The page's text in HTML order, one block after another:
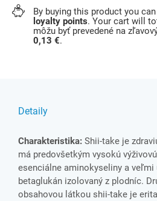
By buying this product you
loyalty points. Your cart will
môžu byť prevedené na
0,13 €.
Detaily
Charakteristika: Shii-take je
má predovšetkým vysokú
esenciálne aminokyseliny a
betaglukán izolovaný z plodníc.
obsahovou látkou shii-take je